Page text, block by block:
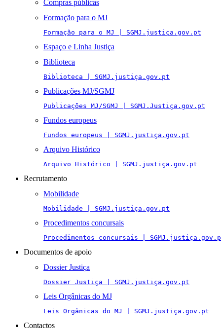
Compras públicas
Formação para o MJ
Formação para o MJ | SGMJ.justiça.gov.pt
Espaço e Linha Justiça
Biblioteca
Biblioteca | SGMJ.justiça.gov.pt
Publicações MJ/SGMJ
Publicações MJ/SGMJ | SGMJ.Justiça.gov.pt
Fundos europeus
Fundos europeus | SGMJ.justiça.gov.pt
Arquivo Histórico
Arquivo Histórico | SGMJ.justiça.gov.pt
Recrutamento
Mobilidade
Mobilidade | SGMJ.justiça.gov.pt
Procedimentos concursais
Procedimentos concursais |
Documentos de apoio
Dossier Justiça
Dossier Justiça | SGMJ.justiça.gov.pt
Leis Orgânicas do MJ
Leis Orgânicas do MJ | SGMJ.justiça.gov.pt
Contactos